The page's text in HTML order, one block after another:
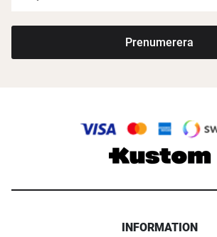
Prenumerera
INFORMATION